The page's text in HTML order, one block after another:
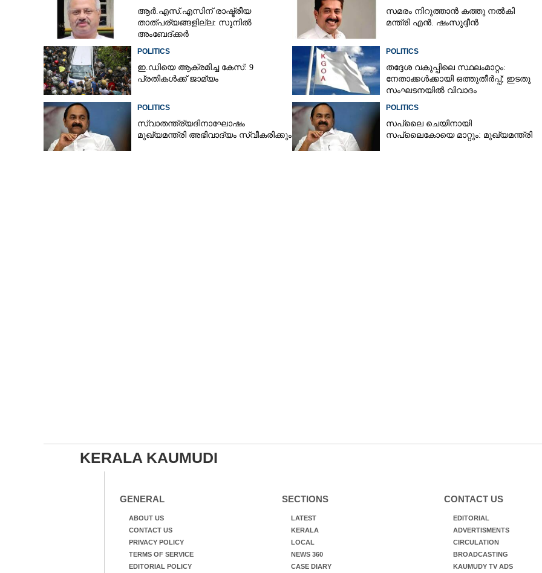
ആർ.എസ്.എസിന് രാഷ്ട്രീയ
താത്പര്യങ്ങളില്ല: സുനിൽ
അംബേദ്ക്കർ
സമരം നിറുത്താൻ കത്തു നൽകി
മന്ത്രി എൻ. ഷംസുദ്ദീൻ
POLITICS
ഇ.ഡിയെ ആക്രമിച്ച കേസ്: 9
പ്രതികൾക്ക് ജാമ്യം
POLITICS
തദ്ദേശ വകുപ്പിലെ സ്ഥലംമാറ്റം:
നേതാക്കൾക്കായി ഒത്തുതീർപ്പ്; ഇടതു
സംഘടനയിൽ വിവാദം
POLITICS
സ്വാതന്ത്ര്യദിനാഘോഷം
മുഖ്യമന്ത്രി അഭിവാദ്യം സ്വീകരിക്കും
POLITICS
സപ്ലൈ ചെയിനായി
സപ്ലൈകോയെ മാറ്റും: മുഖ്യമന്ത്രി
KERALA KAUMUDI
GENERAL
ABOUT US
CONTACT US
PRIVACY POLICY
TERMS OF SERVICE
EDITORIAL POLICY
SECTIONS
LATEST
KERALA
LOCAL
NEWS 360
CASE DIARY
CONTACT US
EDITORIAL
ADVERTISMENTS
CIRCULATION
BROADCASTING
KAUMUDY TV ADS